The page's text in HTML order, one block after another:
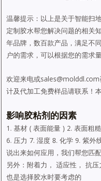
温馨提示：以上是关于智能扫
定制胶水帮您解决问题的相关
年品牌，数百款产品，满足不
户的需求，可以根据您的需求量
欢迎来电或
计及代加工免费样品请联系！
影响胶粘剂的因素
1. 基材 ( 表面能量 ) 2. 表面粗
6. 压力 7. 湿度 8. 化学 9. 紫外
说出来如何应用，我们帮您匹
另外：附着力， 适应性， 抗
也是选择胶水时要考虑的